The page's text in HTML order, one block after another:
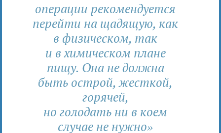
операции рекомендуется
перейти на щадящую, как
в физическом, так
и в химическом плане
пищу. Она не должна
быть острой, жесткой,
горячей,
но голодать ни в коем
случае не нужно»